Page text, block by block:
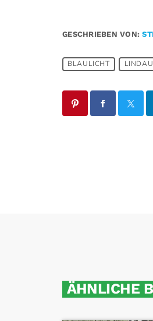
GESCHRIEBEN VON:
BLAULICHT LINDAU
ÄHNLICHE